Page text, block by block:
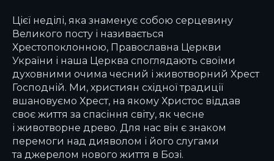
Цієї неділі, яка знаменує собою серцевину
Великого посту і називається
Хрестопоклонною, Православна Церкви
України і наша Церква споглядають своїми
духовними очима чесний і животворний Хрест
Господній. Ми, християн східної традиції
вшановуємо Хрест, на якому Христос віддав
своє життя за спасіння світу, як чесне
і животворне древо. Для нас він є знаком
перемоги над дияволом і його слугами
та джерелом нового життя в Бозі.